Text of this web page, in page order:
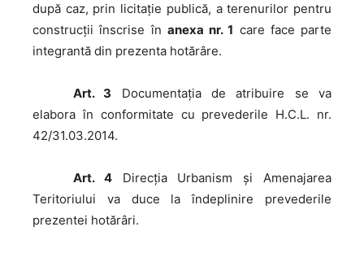
după caz, prin licitație publică, a terenurilor pentru
construcţii înscrise în anexa nr. 1 care face parte
integrantă din prezenta hotărâre.
Art. 3 Documentaţia de atribuire se va
elabora în conformitate cu prevederile H.C.L. nr.
42/31.03.2014.
Art. 4Direcţia Urbanism şi Amenajarea
Teritoriului va duce la îndeplinire prevederile
prezentei hotărâri.